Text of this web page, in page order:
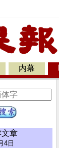
内幕
章
4日